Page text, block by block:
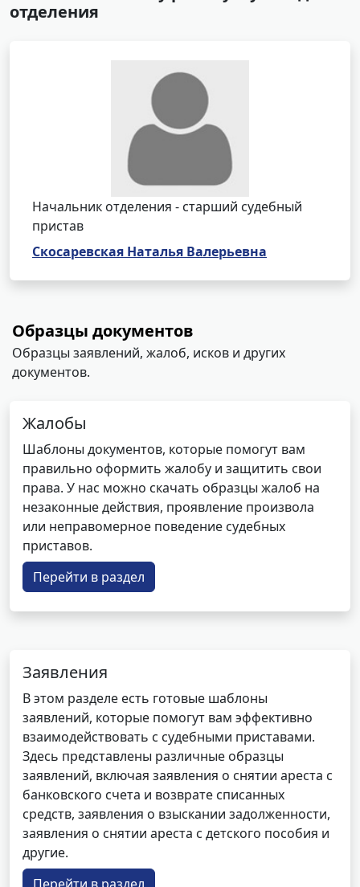
отделения
Начальник отделения - старший судебный
пристав
Скосаревская Наталья Валерьевна
Образцы документов
Образцы заявлений, жалоб, исков и других
документов.
Жалобы
Шаблоны документов, которые помогут вам
правильно оформить жалобу и защитить свои
права. У нас можно скачать образцы жалоб на
незаконные действия, проявление произвола
или неправомерное поведение судебных
приставов.
Перейти в раздел
Заявления
В этом разделе есть готовые шаблоны
заявлений, которые помогут вам эффективно
взаимодействовать с судебными приставами.
Здесь представлены различные образцы
заявлений, включая заявления о снятии ареста с
банковского счета и возврате списанных
средств, заявления о взыскании задолженности,
заявления о снятии ареста с детского пособия и
другие.